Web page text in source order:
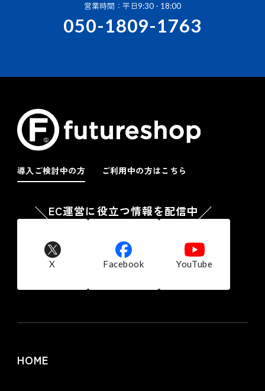
営業時間：平日9:30 - 18:00
050-1809-1763
導入ご検討中の方 ご利用中の方はこちら
EC運営に役立つ情報を配信中
X Facebook YouTube
HOME